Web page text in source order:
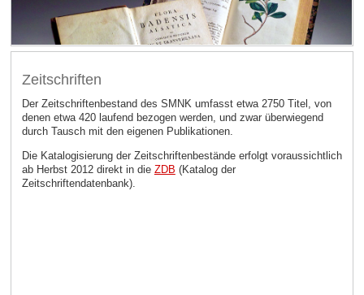
Zeitschriften
Der Zeitschriftenbestand des SMNK umfasst etwa 2750 Titel, von
denen etwa 420 laufend bezogen werden, und zwar überwiegend
durch Tausch mit den eigenen Publikationen.
Die Katalogisierung der Zeitschriftenbestände erfolgt voraussichtlich
ab Herbst 2012 direkt in die ZDB (Katalog der
Zeitschriftendatenbank).